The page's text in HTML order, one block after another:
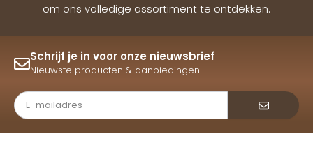
om ons volledige assortiment te ontdekken.
Schrijf je in voor onze nieuwsbrief
Nieuwste producten & aanbiedingen